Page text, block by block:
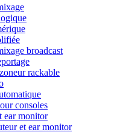
broadcast
rackable
consoles
ear monitor
et ear monitor